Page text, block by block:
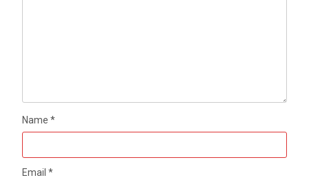
Name*
Email*